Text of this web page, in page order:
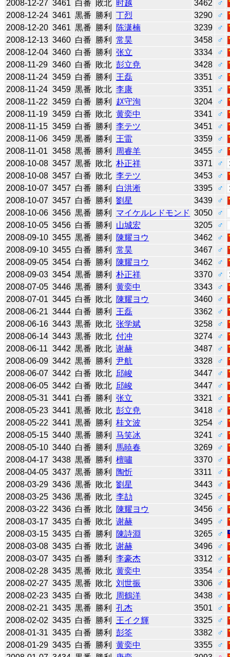
2008-12-27 3461 白番 敗北 时越 3462
♂
2008-12-24 3461 黒番 勝利 丁烈 3290
♂
2008-12-20 3461 黒番 勝利 陈潇楠 3239
♂
2008-12-13 3460 白番 勝利 常昊 3458
♂
2008-12-04 3460 白番 勝利 张立 3334
♂
2008-11-29 3460 白番 敗北 彭立尭 3428
♂
2008-11-24 3459 白番 勝利 王磊 3351
♂
2008-11-24 3459 黒番 敗北 李康 3351
♂
2008-11-22 3459 白番 勝利 赵守洵 3204
♂
2008-11-19 3459 白番 敗北 黄奕中 3341
♂
2008-11-15 3459 白番 勝利 李テツ 3451
♂
2008-11-06 3459 黒番 勝利 王雷 3359
♂
2008-11-01 3458 黒番 勝利 周睿羊 3455
♂
2008-10-08 3457 黒番 敗北 朴正祥 3371
♂
2008-10-08 3457 白番 敗北 李テツ 3453
♂
2008-10-07 3457 白番 勝利 白洪淅 3395
♂
2008-10-07 3457 白番 勝利 劉星 3439
♂
2008-10-06 3456 黒番 勝利 マイケルレドモンド 3050
♂
2008-10-05 3456 白番 勝利 山城宏 3205
♂
2008-09-10 3455 黒番 勝利 陳耀ヨウ 3462
♂
2008-09-10 3455 白番 勝利 常昊 3467
♂
2008-09-05 3454 白番 勝利 陳耀ヨウ 3462
♂
2008-09-03 3454 黒番 勝利 朴正祥 3370
♂
2008-07-05 3446 黒番 勝利 黄奕中 3343
♂
2008-07-01 3445 白番 敗北 陳耀ヨウ 3460
♂
2008-06-21 3444 白番 勝利 王磊 3362
♂
2008-06-16 3443 黒番 敗北 张学斌 3258
♂
2008-06-14 3443 黒番 敗北 付冲 3274
♂
2008-06-11 3442 黒番 敗北 谢赫 3487
♂
2008-06-09 3442 黒番 勝利 尹航 3328
♂
2008-06-07 3442 白番 敗北 邱峻 3447
♂
2008-06-05 3442 白番 敗北 邱峻 3447
♂
2008-05-31 3441 白番 勝利 张立 3321
♂
2008-05-23 3441 黒番 敗北 彭立尭 3418
♂
2008-05-22 3441 黒番 勝利 桂文波 3254
♂
2008-05-15 3440 黒番 勝利 马笑冰 3241
♂
2008-05-10 3440 白番 勝利 馬暁春 3269
♂
2008-04-17 3438 黒番 勝利 檀嘯 3370
♂
2008-04-05 3437 黒番 勝利 陶忻 3311
♂
2008-03-29 3436 黒番 敗北 劉星 3443
♂
2008-03-25 3436 黒番 敗北 李劼 3245
♂
2008-03-22 3436 白番 敗北 陳耀ヨウ 3456
♂
2008-03-17 3435 白番 敗北 谢赫 3495
♂
2008-03-15 3435 白番 勝利 陳詩淵 3265
♂
2008-03-08 3435 白番 敗北 谢赫 3496
♂
2008-03-07 3435 白番 勝利 李豪杰 3312
♂
2008-02-28 3435 黒番 敗北 黄奕中 3354
♂
2008-02-27 3435 黒番 敗北 刘世振 3306
♂
2008-02-23 3435 白番 敗北 周鶴洋 3438
♂
2008-02-21 3435 黒番 勝利 孔杰 3501
♂
2008-02-02 3435 白番 勝利 王イク輝 3325
♂
2008-01-31 3435 白番 勝利 彭筌 3382
♂
2008-01-29 3435 白番 勝利 黄奕中 3355
♂